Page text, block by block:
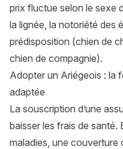
prix fluctue selon le sexe
la lignée, la notoriété des
prédisposition (chien de
chien de compagnie).
Adopter un Ariégeois : la
adaptée
La souscription d’une
baisser les frais de santé.
maladies, une couverture